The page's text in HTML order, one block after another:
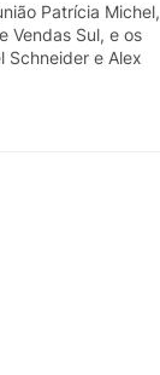
Patrícia Michel,
Vendas Sul, e os
Schneider e Alex